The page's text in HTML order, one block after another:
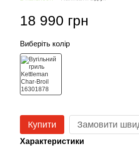
18 990 грн
Виберіть колір
Купити Замовити
Характеристики